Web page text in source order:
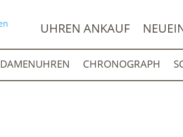
UHREN ANKAUF
DAMENUHREN CHRONOGRAPH